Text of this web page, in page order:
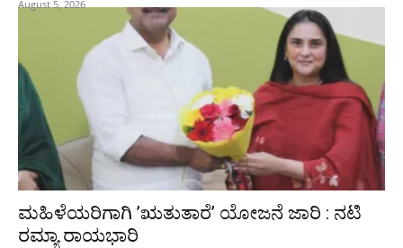
August 5, 2026
ಮಹಿಳೆಯರಿಗಾಗಿ ʼಋತುತಾರೆʼ ಯೋಜನೆ ಜಾರಿ : ನಟಿ
ರಮ್ಯಾ ರಾಯಭಾರಿ